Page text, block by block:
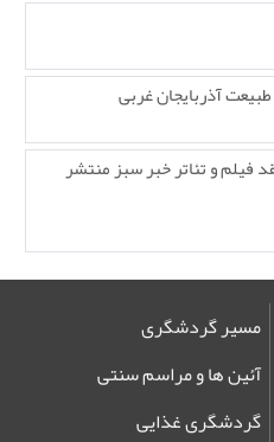
آذربایجان غربی
نقد فیلم و تئاتر خبر سبز منتشر
مسیر گردشگری
آئین ها و مراسم سنتی
گردشگری غذایی